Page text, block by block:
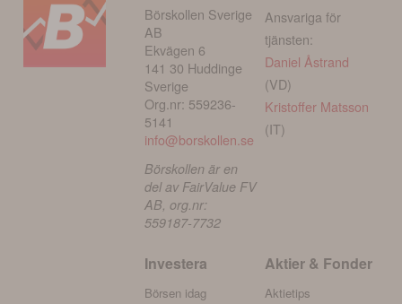
Börskollen Sverige
AB
Ekvägen 6
141 30 Huddinge
Sverige
Org.nr: 559236-
5141
info@borskollen.se
Börskollen är en
del av FairValue FV
AB, org.nr:
559187-7732
Ansvariga för
tjänsten:
Daniel Åstrand
(VD)
Kristoffer Matsson
(IT)
Investera
Börsen idag
Aktier & Fonder
Aktietips